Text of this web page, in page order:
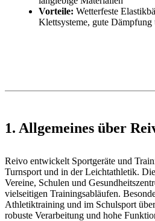
Vorteile: Wetterfeste
Klettsysteme, gute
1. Allgemeines über
Reivo entwickelt Sportgeräte und
Turnsport und in der Leichtathletik.
Vereine, Schulen und
vielseitigen Trainingsabläufen.
Athletiktraining und im Schulsport
robuste Verarbeitung und hohe